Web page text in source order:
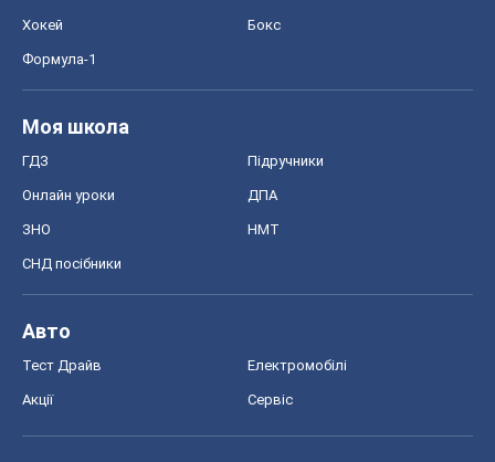
Хокей Бокс
Формула-1
Моя школа
ГДЗ Підручники
Онлайн уроки ДПА
ЗНО НМТ
СНД посібники
Авто
Тест Драйв Електромобілі
Акції Сервіс